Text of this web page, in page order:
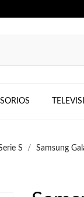
S Samsung